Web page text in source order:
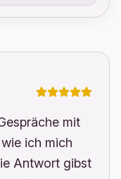
mit
ich mich
Antwort gibst